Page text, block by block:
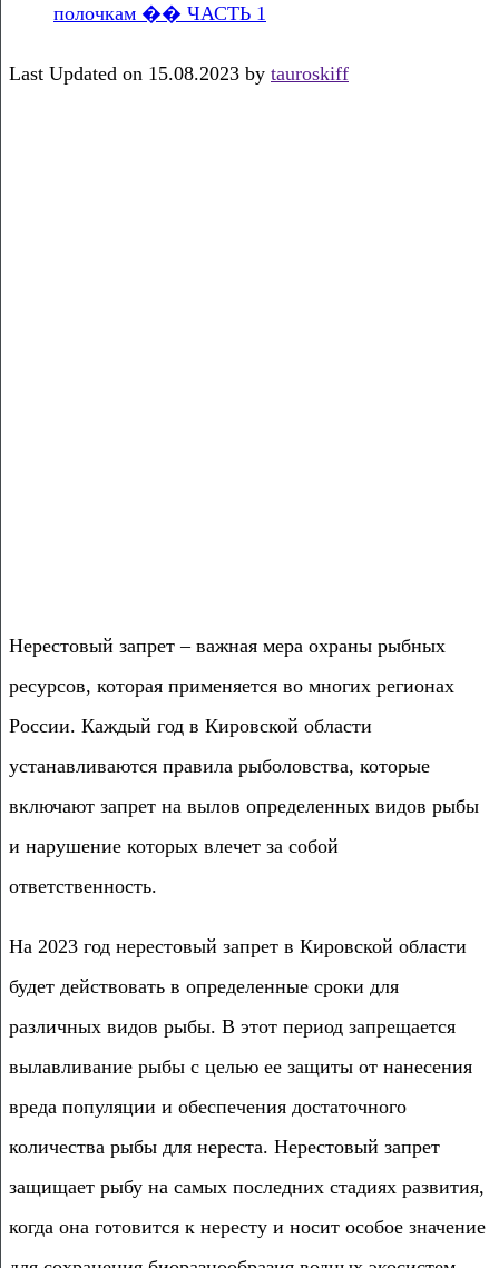
полочкам �� ЧАСТЬ 1
Last Updated on 15.08.2023 by tauroskiff
Нерестовый запрет – важная мера охраны рыбных
ресурсов, которая применяется во многих регионах
России. Каждый год в Кировской области
устанавливаются правила рыболовства, которые
включают запрет на вылов определенных видов рыбы
и нарушение которых влечет за собой
ответственность.
На 2023 год нерестовый запрет в Кировской области
будет действовать в определенные сроки для
различных видов рыбы. В этот период запрещается
вылавливание рыбы с целью ее защиты от нанесения
вреда популяции и обеспечения достаточного
количества рыбы для нереста. Нерестовый запрет
защищает рыбу на самых последних стадиях развития,
когда она готовится к нересту и носит особое значение